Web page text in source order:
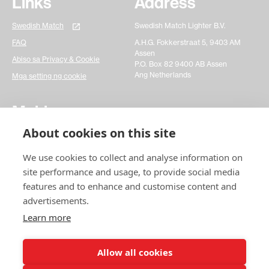
About cookies on this site
We use cookies to collect and analyse information on
site performance and usage, to provide social media
features and to enhance and customise content and
advertisements.
Learn more
Allow all cookies
Swedish Match
FAQ
Abiso sa Privacy & Cookie
Mga setting ng cookie
Swedish Match Lighter B.V.
A.H.G. Fokkerstraat 5, 9403 AM
Assen
P.O. Box 82 9400 AB Assen
Ang Netherlands
Makipag-ugnayan
Mangyaring punan ang contact form at ipaalam sa
ng malaki sa amin upang mas mabilis na makatugon
sa anumang bagay na iyong naisin. Maraming
salamat!
Makipag-ugnayan